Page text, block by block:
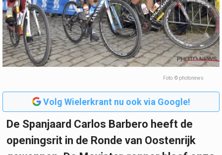
Foto: © photonews
Volg Wielerkrant nu ook via Google!
De Spanjaard Carlos Barbero heeft de
openingsrit in de Ronde van Oostenrijk